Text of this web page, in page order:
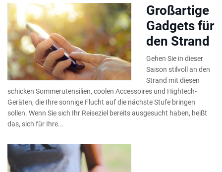
Großartige
Gadgets für
den Strand
Gehen Sie in dieser
Saison stilvoll an den
Strand mit diesen
schicken Sommerutensilien, coolen Accessoires und Hightech-
Geräten, die Ihre sonnige Flucht auf die nächste Stufe bringen
sollen. Wenn Sie sich Ihr Reiseziel bereits ausgesucht haben, heißt
das, sich für Ihre...